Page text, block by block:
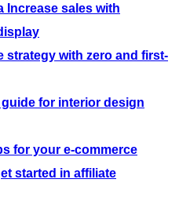
Increase sales with
strategy with zero and first-
for interior design
for your e-commerce
started in affiliate